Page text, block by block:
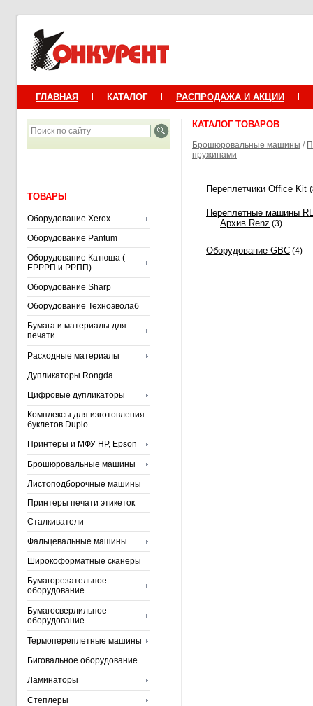
ГЛАВНАЯ КАТАЛОГ РАСПРОДАЖА И АКЦИИ
ТОВАРЫ
Оборудование Xerox
Оборудование Pantum
Оборудование Катюша (
ЕРРРП и РРПП)
Оборудование Sharp
Оборудование Техноэволаб
Бумага и материалы для
печати
Расходные материалы
Дупликаторы Rongda
Цифровые дупликаторы
Комплексы для изготовления
буклетов Duplo
Принтеры и МФУ HP, Epson
Брошюровальные машины
Листоподборочные машины
Принтеры печати этикеток
Сталкиватели
Фальцевальные машины
Широкоформатные сканеры
Бумагорезательное
оборудование
Бумагосверлильное
оборудование
Термопереплетные машины
Биговальное оборудование
Ламинаторы
Степлеры
КАТАЛОГ ТОВАРОВ
Брошюровальные машины /
пружинами
Переплетчики Office Kit
Переплетные машины
Архив Renz (3)
Оборудование GBC (4)